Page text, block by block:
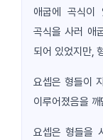
애굽에 곡식이
곡식을 사러 애
되어 있었지만,
요셉은 형들이
이루어졌음을
요셉은 형들을